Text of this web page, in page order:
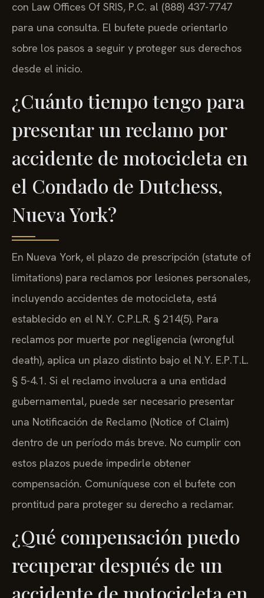
con Law Offices Of SRIS, P.C. al (888) 437-7747
para una consulta. El bufete puede orientarlo
sobre los pasos a seguir y proteger sus derechos
desde el inicio.
¿Cuánto tiempo tengo para
presentar un reclamo por
accidente de motocicleta en
el Condado de Dutchess,
Nueva York?
En Nueva York, el plazo de prescripción (statute of
limitations) para reclamos por lesiones personales,
incluyendo accidentes de motocicleta, está
establecido en el N.Y. C.P.L.R. § 214(5). Para
reclamos por muerte por negligencia (wrongful
death), aplica un plazo distinto bajo el N.Y. E.P.T.L.
§ 5-4.1. Si el reclamo involucra a una entidad
gubernamental, puede ser necesario presentar
una Notificación de Reclamo (Notice of Claim)
dentro de un período más breve. No cumplir con
estos plazos puede impedirle obtener
compensación. Comuníquese con el bufete con
prontitud para proteger su derecho a reclamar.
¿Qué compensación puedo
recuperar después de un